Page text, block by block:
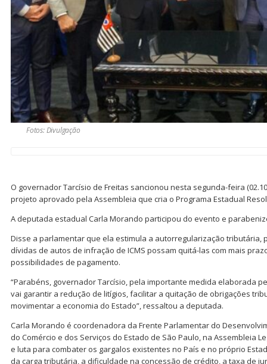
Fotos: Divulgação
O governador Tarcísio de Freitas sancionou nesta segunda-feira
projeto aprovado pela Assembleia que cria o Programa Estadual
A deputada estadual Carla Morando participou do evento e
Disse a parlamentar que ela estimula a autorregularização tributária,
dívidas de autos de infração de ICMS possam quitá-las com mais
possibilidades de pagamento.
“Parabéns, governador Tarcísio, pela importante medida elaborada
vai garantir a redução de litígios, facilitar a quitação de obrigações
movimentar a economia do Estado”, ressaltou a deputada.
Carla Morando é coordenadora da Frente Parlamentar do
do Comércio e dos Serviços do Estado de São Paulo, na Assembleia
e luta para combater os gargalos existentes no País e no próprio
da carga tributária, a dificuldade na concessão de crédito, a taxa de